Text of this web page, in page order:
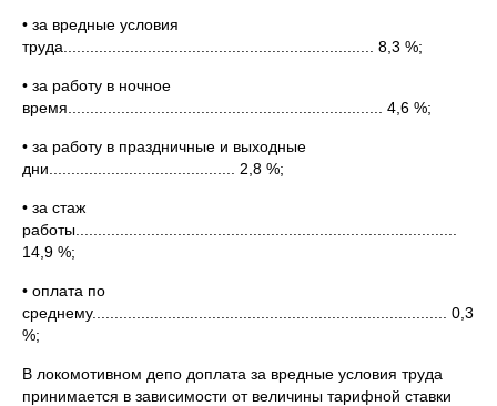
• за вредные условия
труда...................................................................... 8,3 %;
• за работу в ночное
время....................................................................... 4,6 %;
• за работу в праздничные и выходные
дни.......................................... 2,8 %;
• за стаж
работы......................................................................................
14,9 %;
• оплата по
среднему................................................................................ 0,3
%;
В локомотивном депо доплата за вредные условия труда
принимается в зависимости от величины тарифной ставки